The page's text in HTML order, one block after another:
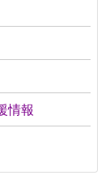
情報